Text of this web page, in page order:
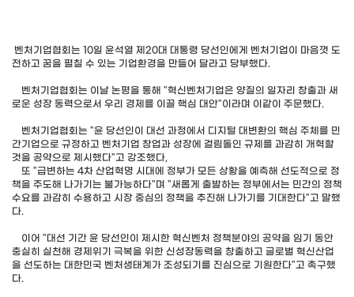
벤처기업협회는 10일 윤석열 제20대 대통령 당선인에게 벤처기업이 마음껏 도
전하고 꿈을 펼칠 수 있는 기업환경을 만들어 달라고 당부했다.
벤처기업협회는 이날 논평을 통해 "혁신벤처기업은 양질의 일자리 창출과 새
로운 성장 동력으로서 우리 경제를 이끌 핵심 대안"이라며 이같이 주문했다.
벤처기업협회는 "윤 당선인이 대선 과정에서 디지털 대변환의 핵심 주체를 민
간기업으로 규정하고 벤처기업 창업과 성장에 걸림돌인 규제를 과감히 개혁할
것을 공약으로 제시했다"고 강조했다,
또 "급변하는 4차 산업혁명 시대에 정부가 모든 상황을 예측해 선도적으로 정
책을 주도해 나가기는 불가능하다"며 "새롭게 출발하는 정부에서는 민간의 정책
수요를 과감히 수용하고 시장 중심의 정책을 추진해 나가기를 기대한다"고 말했
다.
이어 "대선 기간 윤 당선인이 제시한 혁신벤처 정책분야의 공약을 임기 동안
충실히 실천해 경제위기 극복을 위한 신성장동력을 창출하고 글로벌 혁신산업
을 선도하는 대한민국 벤처생태계가 조성되기를 진심으로 기원한다"고 촉구했
다.